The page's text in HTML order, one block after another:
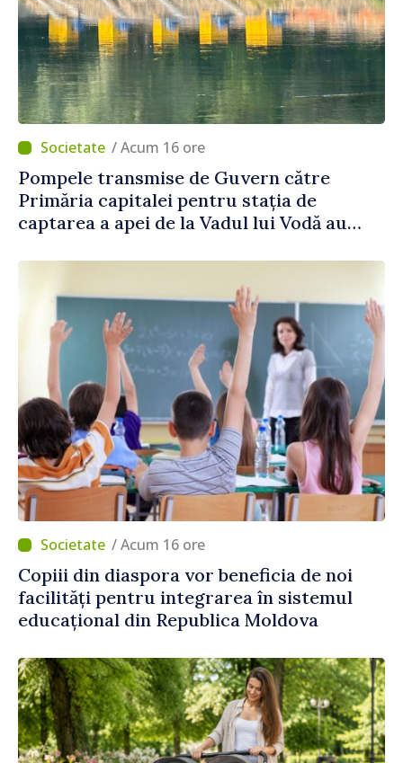
/ Acum 16 ore
Pompele transmise de Guvern către
Primăria capitalei pentru stația de
captarea a apei de la Vadul lui Vodă au
/ Acum 16 ore
Copiii din diaspora vor beneficia de noi
facilități pentru integrarea în sistemul
educațional din Republica Moldova